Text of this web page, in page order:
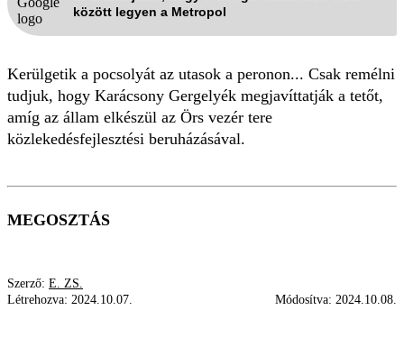
között legyen a Metropol
Kerülgetik a pocsolyát az utasok a peronon... Csak remélni
tudjuk, hogy Karácsony Gergelyék megjavíttatják a tetőt,
amíg az állam elkészül az Örs vezér tere
közlekedésfejlesztési beruházásával.
MEGOSZTÁS
Szerző: E. ZS.
Létrehozva: 2024.10.07. Módosítva: 2024.10.08.